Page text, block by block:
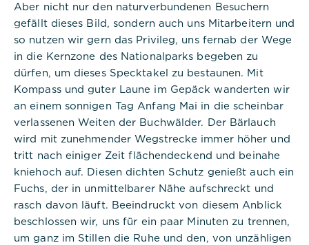
Aber nicht nur den naturverbundenen Besuchern
gefällt dieses Bild, sondern auch uns Mitarbeitern und
so nutzen wir gern das Privileg, uns fernab der Wege
in die Kernzone des Nationalparks begeben zu
dürfen, um dieses Specktakel zu bestaunen. Mit
Kompass und guter Laune im Gepäck wanderten wir
an einem sonnigen Tag Anfang Mai in die scheinbar
verlassenen Weiten der Buchwälder. Der Bärlauch
wird mit zunehmender Wegstrecke immer höher und
tritt nach einiger Zeit flächendeckend und beinahe
kniehoch auf. Diesen dichten Schutz genießt auch ein
Fuchs, der in unmittelbarer Nähe aufschreckt und
rasch davon läuft. Beeindruckt von diesem Anblick
beschlossen wir, uns für ein paar Minuten zu trennen,
um ganz im Stillen die Ruhe und den, von unzähligen